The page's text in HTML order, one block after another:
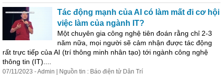
Tác động mạnh của AI có làm mất đi cơ hội
việc làm của ngành IT?
Một chuyên gia công nghệ tiên đoán rằng chỉ 2-3
năm nữa, mọi người sẽ cảm nhận được tác động
rất trực tiếp của AI (trí thông minh nhân tạo) tới ngành công nghệ
thông tin (IT)....
07/11/2023 - Admin | Nguồn tin : Báo điện tử Dân Trí